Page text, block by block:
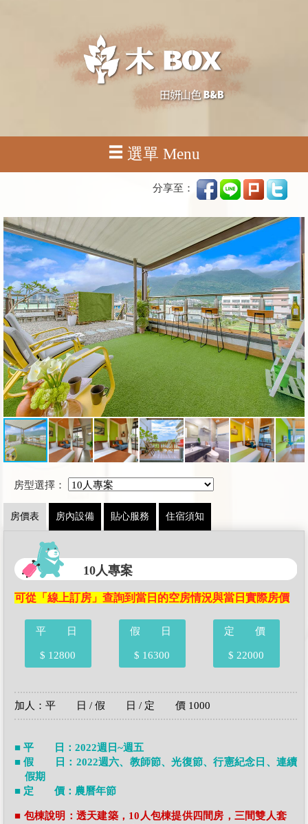
選單 Menu
分享至：
房型選擇：
房價表 房內設備 貼心服務 住宿須知
10人專案
可從「線上訂房」查詢到當日的空房情況與當日實際房價
平 日
$ 12800
假 日
$ 16300
定 價
$ 22000
加人：平 日 / 假 日 / 定 價 1000
■ 平 日：2022週日~週五
■ 假 日：2022週六、教師節、光復節、行憲紀念日、連續
假期
■ 定 價：農曆年節
■ 包棟說明：透天建築，10人包棟提供四間房，三間雙人套